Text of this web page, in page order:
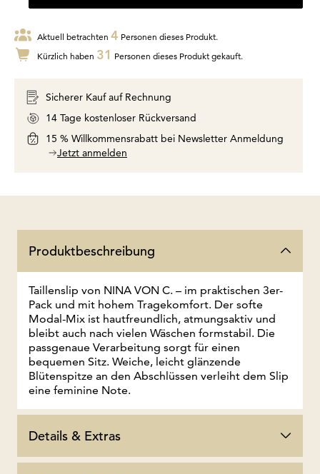
Aktuell betrachten 4 Personen dieses Produkt.
Kürzlich haben 31 Personen dieses Produkt gekauft.
Sicherer Kauf auf Rechnung
14 Tage kostenloser Rückversand
15 % Willkommensrabatt bei Newsletter Anmeldung
Jetzt anmelden
Produktbeschreibung
Taillenslip von NINA VON C. – im praktischen 3er-
Pack und mit hohem Tragekomfort. Der softe
Modal-Mix ist hautfreundlich, atmungsaktiv und
bleibt auch nach vielen Wäschen formstabil. Die
passgenaue Verarbeitung sorgt für einen
bequemen Sitz. Weiche, leicht glänzende
Blütenspitze an den Abschlüssen verleiht dem Slip
eine feminine Note.
Details & Extras